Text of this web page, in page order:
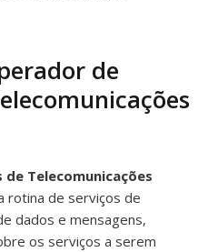
de
Telecomunicações
rotina de serviços de
dados e mensagens,
os serviços a serem